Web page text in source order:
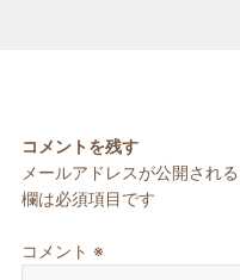
コメントを残す
メールアドレスが公開され
欄は必須項目です
コメント ※